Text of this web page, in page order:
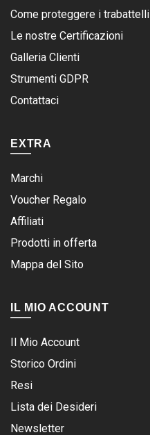
Come proteggere i trabattelli
Le nostre Certificazioni
Galleria Clienti
Strumenti GDPR
Contattaci
EXTRA
Marchi
Voucher Regalo
Affiliati
Prodotti in offerta
Mappa del Sito
IL MIO ACCOUNT
Il Mio Account
Storico Ordini
Resi
Lista dei Desideri
Newsletter